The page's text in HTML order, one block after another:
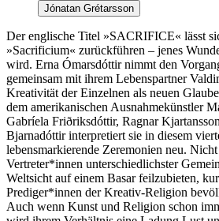
Jónatan Grétarsson
Der englische Titel »SACRIFICE« lässt
»Sacrificium« zurückführen – jenes
wird. Erna Ómarsdóttir nimmt den
gemeinsam mit ihrem Lebenspartner
Kreativität der Einzelnen als neuen
dem amerikanischen Ausnahmekünstler
Gabríela Friðriksdóttir, Ragnar
Bjarnadóttir interpretiert sie in diesem
lebensmarkierende Zeremonien neu.
Vertreter*innen unterschiedlichster
Weltsicht auf einem Basar feilzubieten,
Prediger*innen der Kreativ-Religion
Auch wenn Kunst und Religion schon